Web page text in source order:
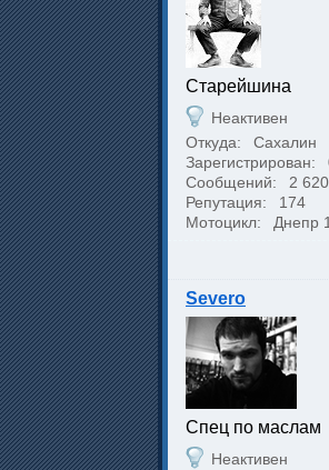
Cтарейшина
Неактивен
Откуда:
Сахалин
Зарегистрирован:
Сообщений:
2 620
Репутация:
174
Мотоцикл:
Днепр
Severo
Спец по маслам
Неактивен